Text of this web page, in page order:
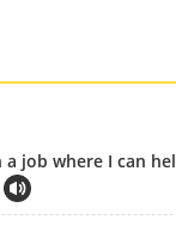
job where I can